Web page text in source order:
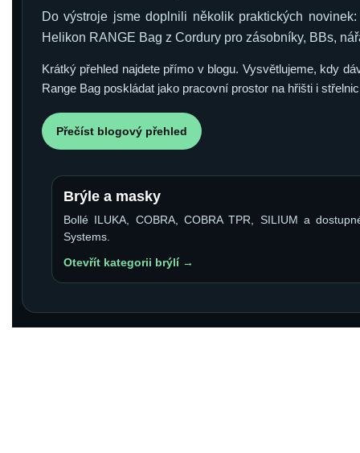
Do výstroje jsme doplnili několik praktických
Helikon RANGE Bag z Cordury pro zásobníky, BBs,
Krátký přehled najdete přímo v blogu. Vysvětlujeme, kdy
Range Bag poskládat jako pracovní prostor na hřišti i
Přečíst blogový přehled
Brýle a masky
Bollé ILUKA, COBRA, COBRA TPR, SILIUM a
Systems.
Otevřít kategorii brýlí →